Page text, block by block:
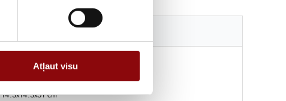
Atļaut visu
Katalogi
0.02 kg
14.3x14.3x51 cm